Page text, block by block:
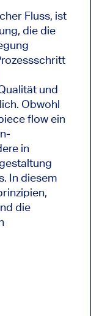
Fluss, ist
die die
und
Obwohl
flow ein
in
In diesem
die